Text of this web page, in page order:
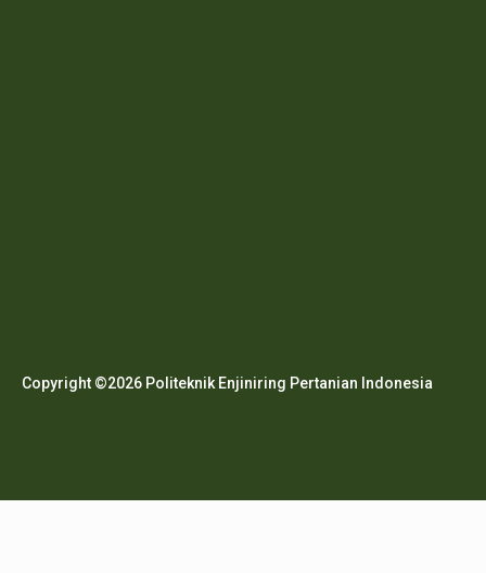
Copyright ©2026 Politeknik Enjiniring Pertanian Indonesia